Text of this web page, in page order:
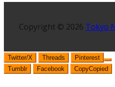
Copyright © 2026 Tokyo
Twitter/X Threads
Pinterest
Tumblr
Facebook CopyCopied